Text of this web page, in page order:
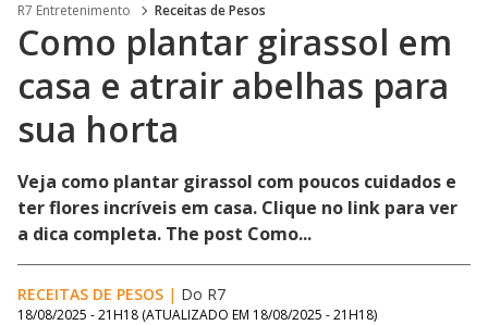
R7 Entretenimento Receitas de Pesos
Como plantar girassol em
casa e atrair abelhas para
sua horta
Veja como plantar girassol com poucos cuidados e
ter flores incríveis em casa. Clique no link para ver
a dica completa. The post Como...
RECEITAS DE PESOS | Do R7
18/08/2025 - 21H18 (ATUALIZADO EM 18/08/2025 - 21H18)